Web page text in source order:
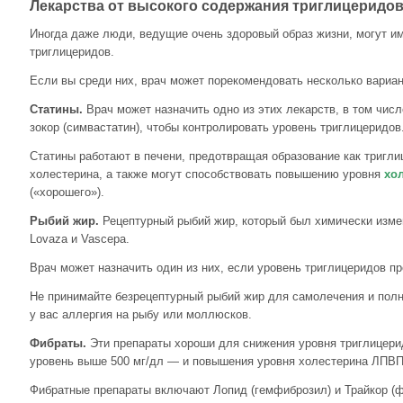
Лекарства от высокого содержания триглицеридов
Иногда даже люди, ведущие очень здоровый образ жизни, могут
триглицеридов.
Если вы среди них, врач может порекомендовать несколько
Статины. Врач может назначить одно из этих лекарств, в том
зокор (симвастатин), чтобы контролировать уровень
Статины работают в печени, предотвращая образование как
холестерина, а также могут способствовать повышению уровня
(«хорошего»).
Рыбий жир. Рецептурный рыбий жир, который был химически
Lovaza и Vascepa.
Врач может назначить один из них, если уровень триглицеридов
Не принимайте безрецептурный рыбий жир для самолечения и
у вас аллергия на рыбу или моллюсков.
Фибраты. Эти препараты хороши для снижения уровня
уровень выше 500 мг/дл — и повышения уровня холестерина
Фибратные препараты включают Лопид (гемфиброзил) и Трайкор